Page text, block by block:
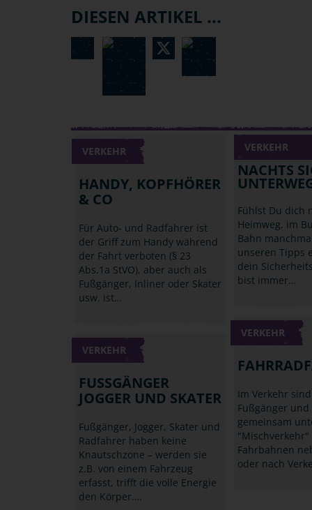
DIESEN ARTIKEL ...
VERKEHR
HANDY, KOPFHÖRER
& CO
Für Auto- und Radfahrer ist
der Griff zum Handy während
der Fahrt verboten (§ 23
Abs.1a StVO), aber auch als
Fußgänger, Inliner oder Skater
usw. ist…
VERKEHR
NACHTS
Fühlst Du dich
Heimweg, im
Bahn
unseren Tipps
dein
bist immer…
VERKEHR
Im Verkehr
Fußgänger
gemeinsam
"Mischverkehr"
Fahrbahnen
oder nach
VERKEHR
FUSSGÄNGER J
OGGER UND SKATER
Fußgänger, Jogger, Skater und
Radfahrer haben keine
Knautschzone – werden sie
z.B. von einem Fahrzeug
erfasst, trifft die volle Energie
den Körper.…